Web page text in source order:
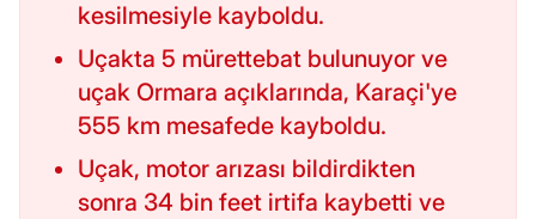
kesilmesiyle kayboldu.
Uçakta 5 mürettebat bulunuyor ve
uçak Ormara açıklarında, Karaçi'ye
555 km mesafede kayboldu.
Uçak, motor arızası bildirdikten
sonra 34 bin feet irtifa kaybetti ve